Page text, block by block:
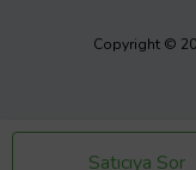
Satıcıya Sor
Copyright ©